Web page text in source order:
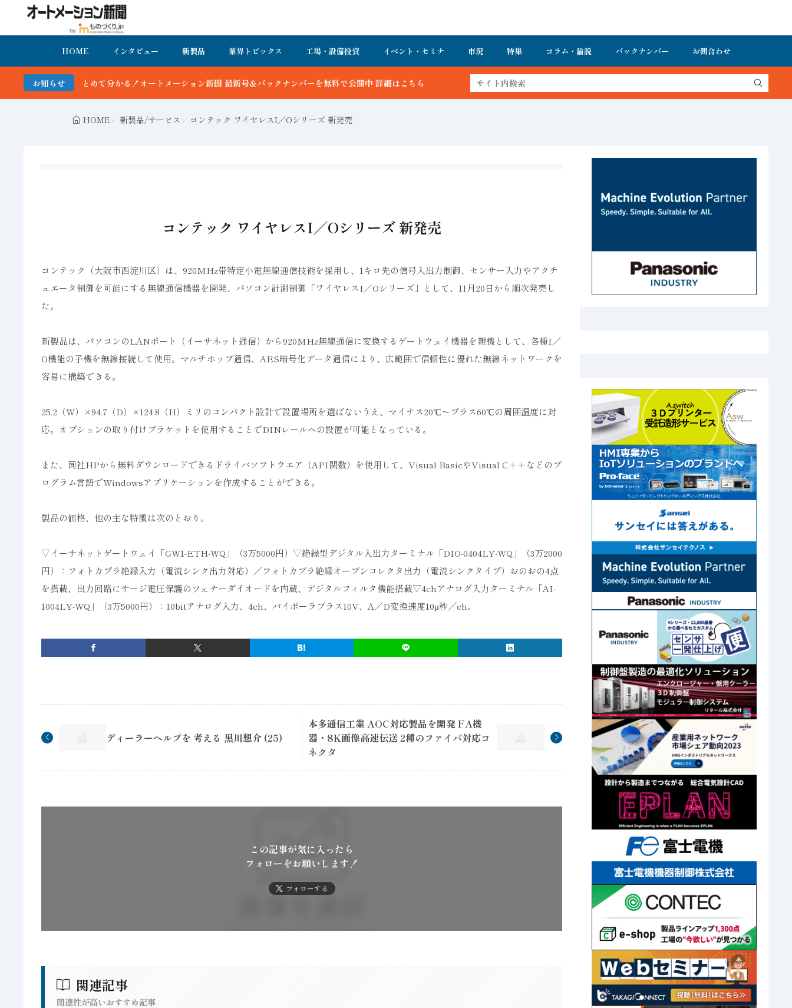
HOME インタビュー 新製品 業界トピックス 工場・設備投資 イベント・セミナ 市況 特集 コラム・論説 バックナンバー お問合わせ
お知らせ
分かる！オートメーション新聞 最新号＆バックナンバーを無料で公開中 詳細はこちら
HOME 新製品/サービス コンテック ワイヤレスI／Oシリーズ 新発売
コンテック ワイヤレスI／Oシリーズ 新発売
コンテック（大阪市西淀川区）は、920MHz帯特定小電無線通信技術を採用し、1キロ先の信号入出力制御、センサー入力やアクチ
ュエータ制御を可能にする無線通信機器を開発、パソコン計測制御「ワイヤレスI／Oシリーズ」として、11月20日から順次発売し
た。
新製品は、パソコンのLANポート（イーサネット通信）から920MHz無線通信に変換するゲートウェイ機器を親機として、各種I／
O機能の子機を無線接続して使用。マルチホップ通信、AES暗号化データ通信により、広範囲で信頼性に優れた無線ネットワークを
容易に構築できる。
25.2（W）×94.7（D）×124.8（H）ミリのコンパクト設計で設置場所を選ばないうえ、マイナス20℃～プラス60℃の周囲温度に対
応。オプションの取り付けブラケットを使用することでDINレールへの設置が可能となっている。
また、同社HPから無料ダウンロードできるドライバソフトウエア（API関数）を使用して、Visual BasicやVisual C＋＋などのプ
ログラム言語でWindowsアプリケーションを作成することができる。
製品の価格、他の主な特徴は次のとおり。
▽イーサネットゲートウェイ「GW1-ETH-WQ」（3万5000円）▽絶縁型デジタル入出力ターミナル「DIO-0404LY-WQ」（3万2000
円）：フォトカプラ絶縁入力（電流シンク出力対応）／フォトカプラ絶縁オープンコレクタ出力（電流シンクタイプ）おのおの4点
を搭載、出力回路にサージ電圧保護のツェナーダイオードを内蔵、デジタルフィルタ機能搭載▽4chアナログ入力ターミナル「AI-
1004LY-WQ」（3万5000円）：10bitアナログ入力、4ch、バイポーラプラス10V、A／D変換速度10μ秒／ch。
ディーラーヘルプを 考える 黒川想介 (25)
本多通信工業 AOC対応製品を開発 FA機
器・8K画像高速伝送 2種のファイバ対応コ
ネクタ
この記事が気に入ったら
フォローをお願いします！
フォローする
関連記事
関連性が高いおすすめ記事